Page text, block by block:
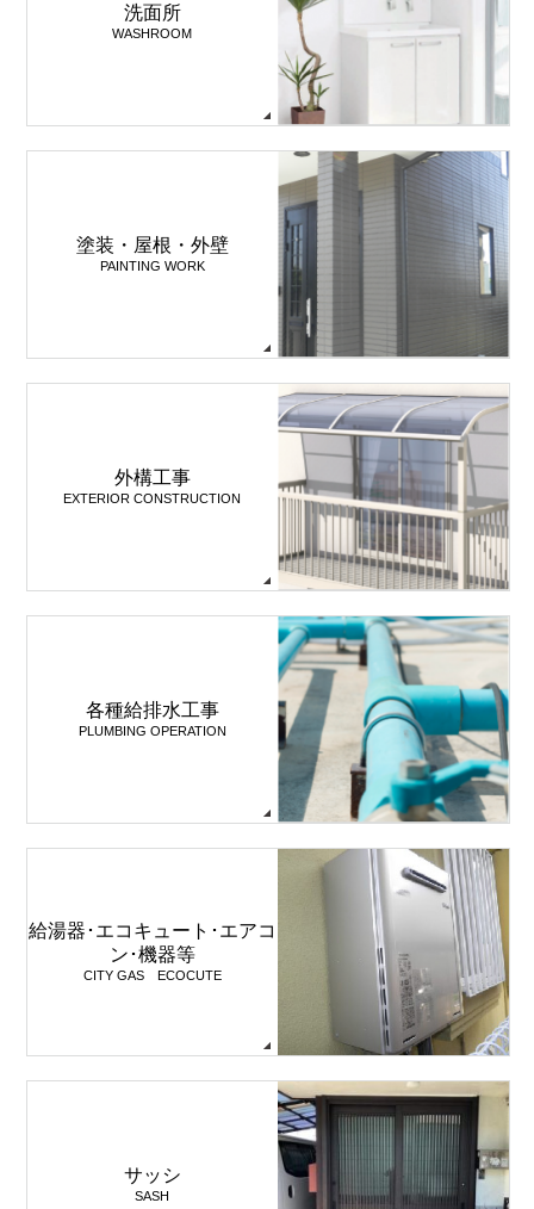
洗面所
WASHROOM
塗装・屋根・外壁
PAINTING WORK
外構工事
EXTERIOR CONSTRUCTION
各種給排水工事
PLUMBING OPERATION
給湯器･エコキュート･エアコ
ン･機器等
CITY GAS ECOCUTE
サッシ
SASH